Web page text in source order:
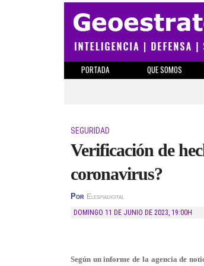
PORTADA QUE SOMOS
SEGURIDAD
Verificación de
coronavirus?
Por Elespiadigital
DOMINGO 11 DE JUNIO DE 2023, 19:00H
Según un informe de la agencia de